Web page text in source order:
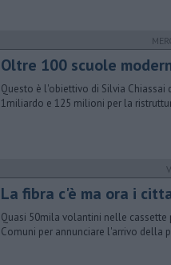
Oltre 100 scuole
Questo è l'obiettivo di Silvia
1miliardo e 125 milioni per la
La fibra c'è ma ora i
Quasi 50mila volantini nelle
Comuni per annunciare l'arrivo della